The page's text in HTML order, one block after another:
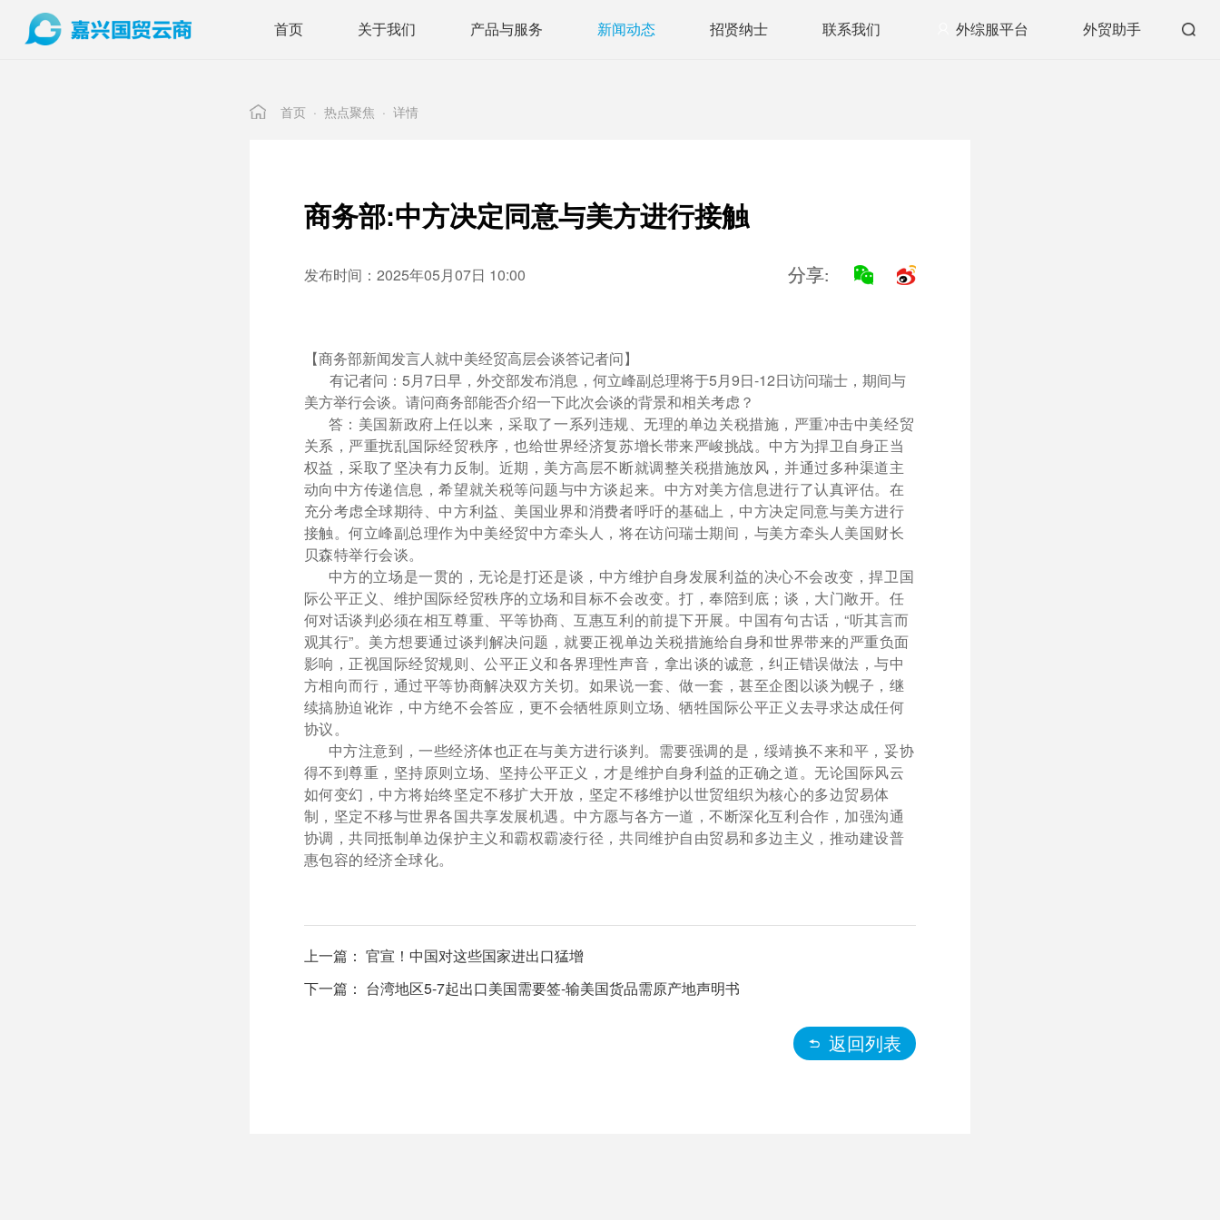
首页 关于我们 产品与服务 新闻动态 招贤纳士 联系我们 外综服平台 外贸助手
首页 ·热点聚焦 ·详情
商务部:中方决定同意与美方进行接触
发布时间：2025年05月07日 10:00 分享:
【商务部新闻发言人就中美经贸高层会谈答记者问】
有记者问：5月7日早，外交部发布消息，何立峰副总理将于5月9日-12日访问瑞士，期间与
美方举行会谈。请问商务部能否介绍一下此次会谈的背景和相关考虑？
答：美国新政府上任以来，采取了一系列违规、无理的单边关税措施，严重冲击中美经贸
关系，严重扰乱国际经贸秩序，也给世界经济复苏增长带来严峻挑战。中方为捍卫自身正当
权益，采取了坚决有力反制。 近期，美方高层不断就调整关税措施放风，并通过多种渠道主
动向中方传递信息，希望就关税等问题与中方谈起来。中方对美方信息进行了认真评估。在
充分考虑全球期待、中方利益、美国业界和消费者呼吁的基础上，中方决定同意与美方进行
接触。何立峰副总理作为中美经贸中方牵头人，将在访问瑞士期间，与美方牵头人美国财长
贝森特举行会谈。
中方的立场是一贯的，无论是打还是谈，中方维护自身发展利益的决心不会改变，捍卫国
际公平正义、维护国际经贸秩序的立场和目标不会改变。打，奉陪到底；谈，大门敞开。任
何对话谈判必须在相互尊重、平等协商、互惠互利的前提下开展。中国有句古话，“听其言而
观其行”。美方想要通过谈判解决问题，就要正视单边关税措施给自身和世界带来的严重负面
影响，正视国际经贸规则、公平正义和各界理性声音，拿出谈的诚意，纠正错误做法，与中
方相向而行，通过平等协商解决双方关切。如果说一套、做一套，甚至企图以谈为幌子，继
续搞胁迫讹诈，中方绝不会答应，更不会牺牲原则立场、牺牲国际公平正义去寻求达成任何
协议。
中方注意到，一些经济体也正在与美方进行谈判。需要强调的是，绥靖换不来和平，妥协
得不到尊重，坚持原则立场、坚持公平正义，才是维护自身利益的正确之道。无论国际风云
如何变幻，中方将始终坚定不移扩大开放，坚定不移维护以世贸组织为核心的多边贸易体
制，坚定不移与世界各国共享发展机遇。中方愿与各方一道，不断深化互利合作，加强沟通
协调，共同抵制单边保护主义和霸权霸凌行径，共同维护自由贸易和多边主义，推动建设普
惠包容的经济全球化。
上一篇： 官宣！中国对这些国家进出口猛增
下一篇： 台湾地区5-7起出口美国需要签-输美国货品需原产地声明书
返回列表